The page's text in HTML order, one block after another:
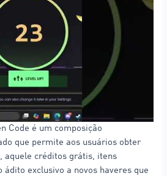
Code é um composição
que permite aos usuários obter
aquele créditos grátis, itens
ádito exclusivo a novos haveres que